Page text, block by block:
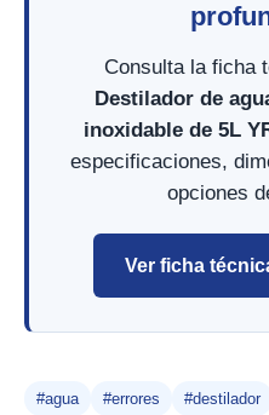
Consulta la ficha
Destilador de
inoxidable de 5L
especificaciones,
opciones
Ver ficha
#agua #errores #destilador